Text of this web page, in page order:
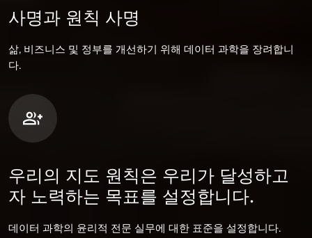
사명과 원칙 사명
삶, 비즈니스 및 정부를 개선하기 위해 데이터 과학을 장려합니
다.
우리의 지도 원칙은 우리가 달성하고
자 노력하는 목표를 설정합니다.
데이터 과학의 윤리적 전문 실무에 대한 표준을 설정합니다.